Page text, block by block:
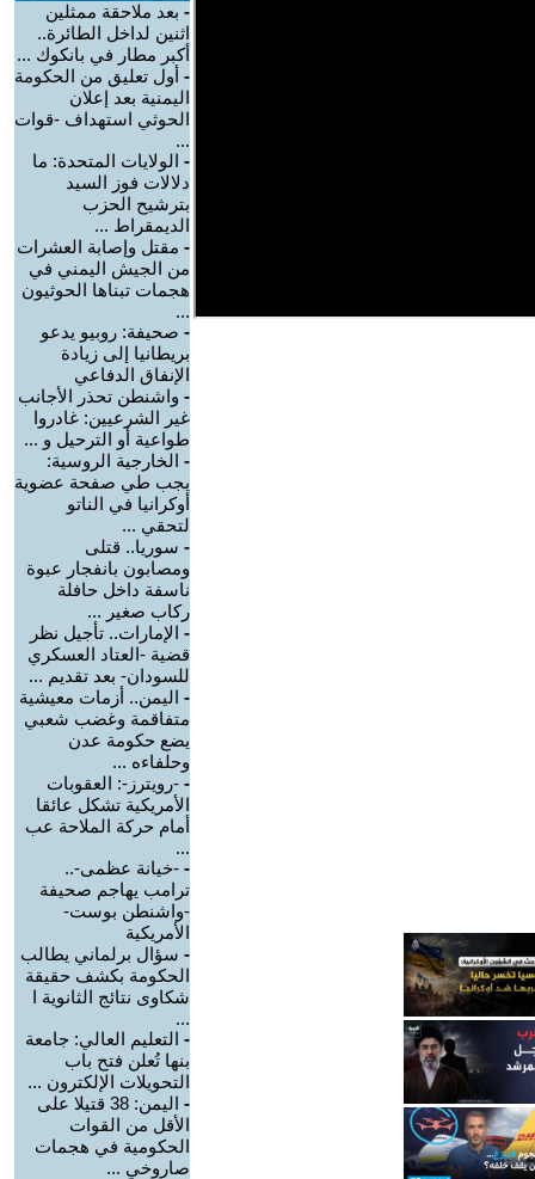
- بعد ملاحقة ممثلين
اثنين لداخل الطائرة..
أكبر مطار في بانكوك ...
- أول تعليق من الحكومة
اليمنية بعد إعلان
الحوثي استهداف -قوات
...
- الولايات المتحدة: ما
دلالات فوز السيد
بترشيح الحزب
الديمقراط ...
- مقتل وإصابة العشرات
من الجيش اليمني في
هجمات تبناها الحوثيون
...
- صحيفة: روبيو يدعو
بريطانيا إلى زيادة
الإنفاق الدفاعي
- واشنطن تحذر الأجانب
غير الشرعيين: غادروا
طواعية أو الترحيل و ...
- الخارجية الروسية:
يجب طي صفحة عضوية
أوكرانيا في الناتو
لتحقي ...
- سوريا.. قتلى
ومصابون بانفجار عبوة
ناسفة داخل حافلة
ركاب صغير ...
- الإمارات.. تأجيل نظر
قضية -العتاد العسكري
للسودان- بعد تقديم ...
- اليمن.. أزمات معيشية
متفاقمة وغضب شعبي
يضع حكومة عدن
وحلفاءه ...
- -رويترز-: العقوبات
الأمريكية تشكل عائقا
أمام حركة الملاحة عب
...
- -خيانة عظمى-..
ترامب يهاجم صحيفة
-واشنطن بوست-
الأمريكية
- سؤال برلماني يطالب
الحكومة بكشف حقيقة
شكاوى نتائج الثانوية ا
...
- التعليم العالي: جامعة
بنها تُعلن فتح باب
التحويلات الإلكترون ...
-
اليمن: 38 قتيلا على
الأقل من القوات
الحكومية في هجمات
صاروخي ...